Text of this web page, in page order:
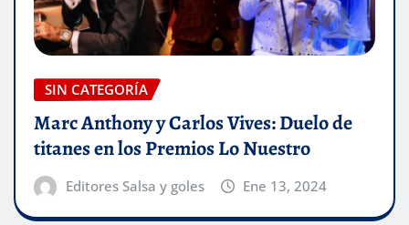
SIN CATEGORÍA
Marc Anthony y Carlos Vives: Duelo de
titanes en los Premios Lo Nuestro
Editores Salsa y goles Ene 13, 2024